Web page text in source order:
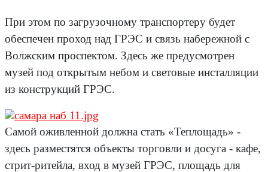
При этом по загрузочному транспортеру будет
обеспечен проход над ГРЭС и связь набережной с
Волжским проспектом. Здесь же предусмотрен
музей под открытым небом и световые инсталляции
из конструкций ГРЭС.
Самой оживленной должна стать «Теплощадь» -
здесь разместятся объекты торговли и досуга - кафе,
стрит-ритейла, вход в музей ГРЭС, площадь для